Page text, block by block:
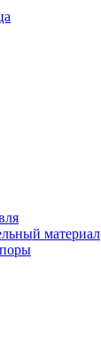
материал